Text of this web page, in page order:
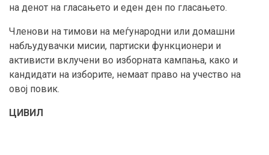
на денот на гласањето и еден ден по гласањето.
Членови на тимови на меѓународни или домашни
набљудувачки мисии, партиски функционери и
активисти вклучени во изборната кампања, како и
кандидати на изборите, немаат право на учество на
овој повик.
ЦИВИЛ